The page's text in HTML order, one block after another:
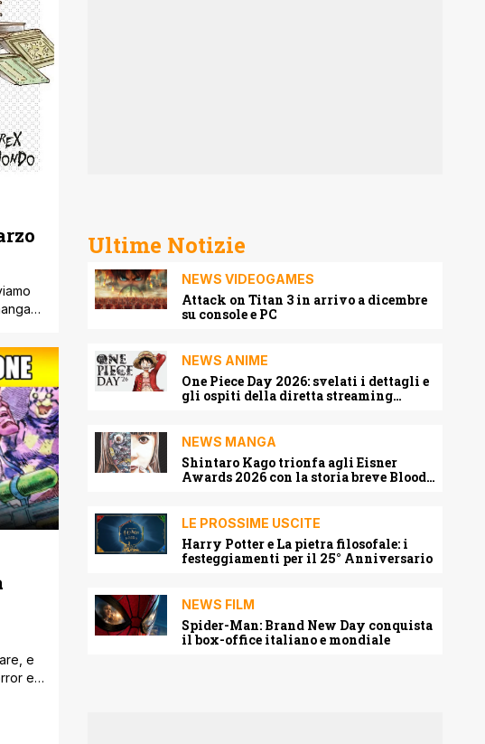
[']
e
e
Ultime Notizie
NEWS VIDEOGAMES
Attack on Titan 3 in arrivo a dicembre
su console e PC
NEWS ANIME
One Piece Day 2026: svelati i dettagli e
gli ospiti della diretta streaming
NEWS MANGA
Shintaro Kago trionfa agli Eisner
Awards 2026 con la storia breve Blood
LE PROSSIME USCITE
Harry Potter e La pietra filosofale: i
festeggiamenti per il 25° Anniversario
NEWS FILM
Spider-Man: Brand New Day conquista
il box-office italiano e mondiale